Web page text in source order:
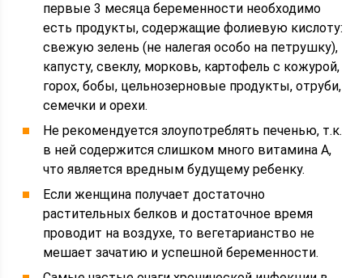
первые 3 месяца беременности необходимо
есть продукты, содержащие фолиевую кислоту:
свежую зелень (не налегая особо на петрушку),
капусту, свеклу, морковь, картофель с кожурой,
горох, бобы, цельнозерновые продукты, отруби,
семечки и орехи.
Не рекомендуется злоупотреблять печенью, т.к.
в ней содержится слишком много витамина А,
что является вредным будущему ребенку.
Если женщина получает достаточно
растительных белков и достаточное время
проводит на воздухе, то вегетарианство не
мешает зачатию и успешной беременности.